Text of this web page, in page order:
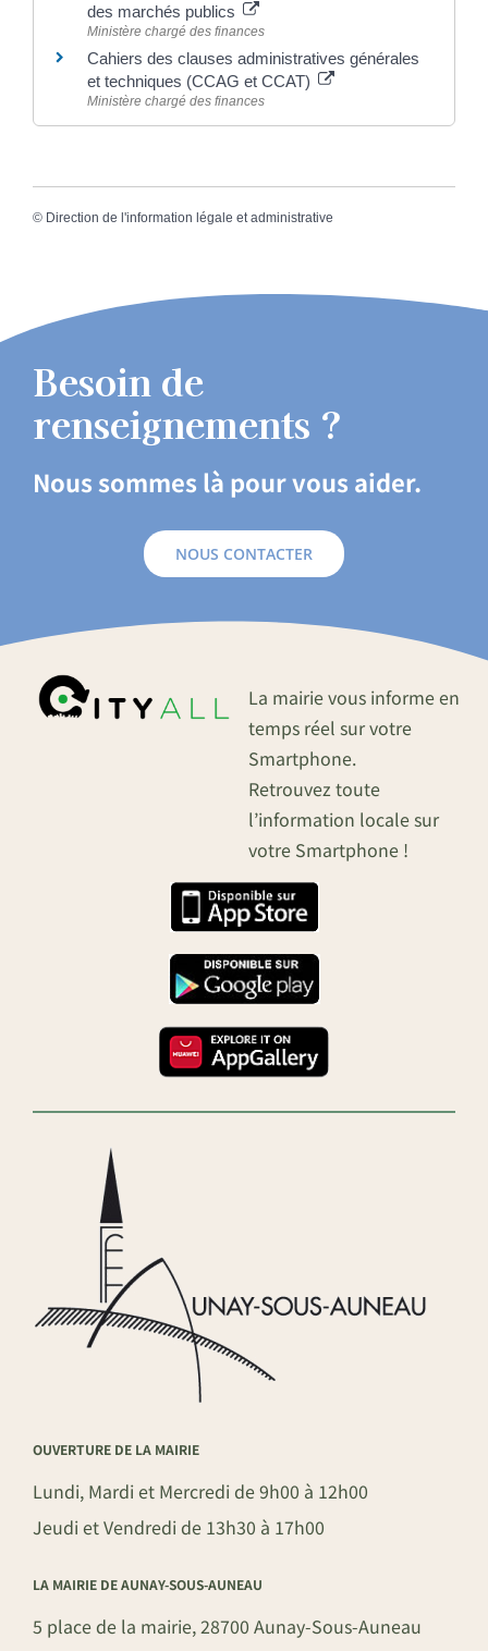
des marchés publics
Ministère chargé des finances
Cahiers des clauses administratives générales
et techniques (CCAG et CCAT)
Ministère chargé des finances
© Direction de l'information légale et administrative
Besoin de
renseignements ?
Nous sommes là pour vous aider.
NOUS CONTACTER
La mairie vous informe en
temps réel sur votre
Smartphone.
Retrouvez toute
l’information locale sur
votre Smartphone !
OUVERTURE DE LA MAIRIE
Lundi, Mardi et Mercredi de 9h00 à 12h00
Jeudi et Vendredi de 13h30 à 17h00
LA MAIRIE DE AUNAY-SOUS-AUNEAU
5 place de la mairie, 28700 Aunay-Sous-Auneau